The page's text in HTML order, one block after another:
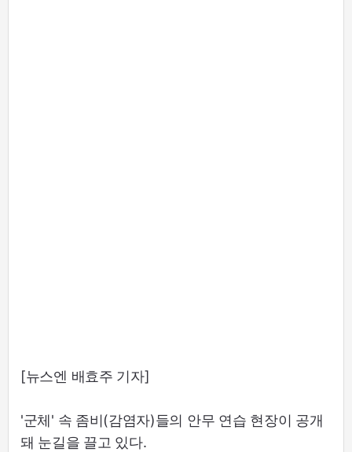
[뉴스엔 배효주 기자]
'군체' 속 좀비(감염자)들의 안무 연습 현장이 공개
돼 눈길을 끌고 있다.